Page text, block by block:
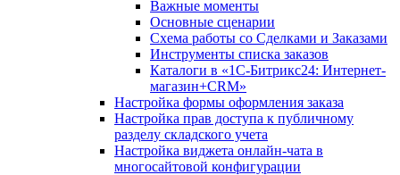
Важные моменты
Основные сценарии
Схема работы со Сделками и Заказами
Инструменты списка заказов
Каталоги в «1С-Битрикс24: Интернет-
магазин+CRM»
Настройка формы оформления заказа
Настройка прав доступа к публичному
разделу складского учета
Настройка виджета онлайн-чата в
многосайтовой конфигурации